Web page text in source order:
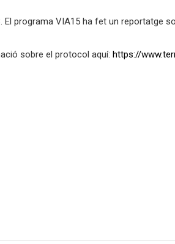
El programa VIA15 ha fet un reportatge
sobre el protocol aquí: https://